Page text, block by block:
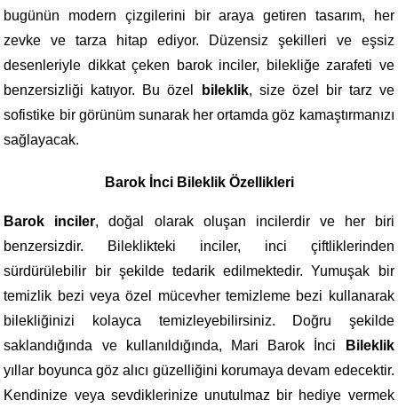
bugünün modern çizgilerini bir araya getiren tasarım, her
zevke ve tarza hitap ediyor. Düzensiz şekilleri ve eşsiz
desenleriyle dikkat çeken barok inciler, bilekliğe zarafeti ve
benzersizliği katıyor. Bu özel
bileklik, size özel bir tarz ve
sofistike bir görünüm sunarak her ortamda göz kamaştırmanızı
sağlayacak.
Barok İnci Bileklik Özellikleri
Barok inciler, doğal olarak oluşan incilerdir ve her biri
benzersizdir. Bileklikteki inciler, inci çiftliklerinden
sürdürülebilir bir şekilde tedarik edilmektedir. Yumuşak bir
temizlik bezi veya özel mücevher temizleme bezi kullanarak
bilekliğinizi kolayca temizleyebilirsiniz. Doğru şekilde
saklandığında ve kullanıldığında, Mari Barok İnci
Bileklik
yıllar boyunca göz alıcı güzelliğini korumaya devam edecektir.
Kendinize veya sevdiklerinize unutulmaz bir hediye vermek